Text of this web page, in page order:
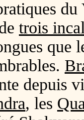
trois
que
depuis
, les